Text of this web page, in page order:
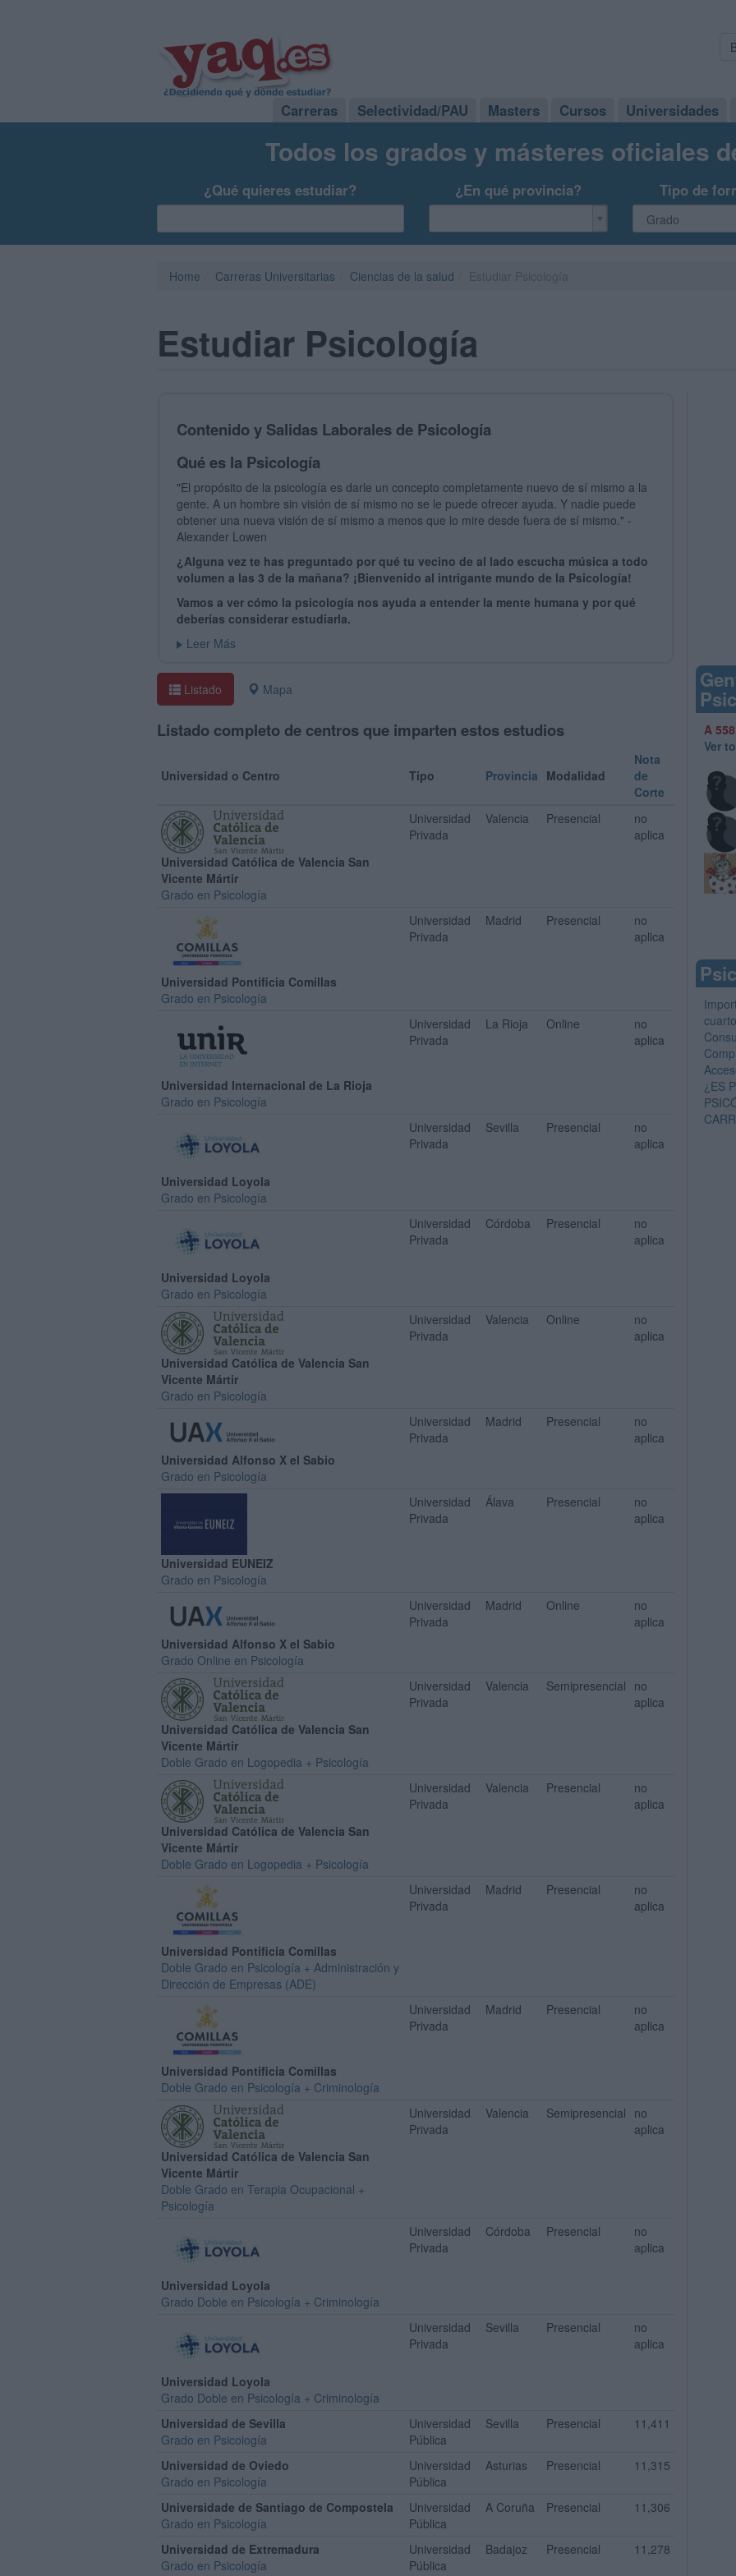
Carreras Selectividad/PAU Masters Cursos Universidades
Todos los grados y másteres oficiales
¿Qué quieres estudiar? ¿En qué provincia? Tipo de
Home Carreras Universitarias Ciencias de la salud
Estudiar Psicología
Contenido y Salidas Laborales de Psicología
Qué es la Psicología
"El propósito de la psicología es darle un concepto completamente nuevo de sí mismo a la
gente. A un hombre sin visión de sí mismo no se le puede ofrecer ayuda. Y nadie puede
obtener una nueva visión de sí mismo a menos que lo mire desde fuera de sí mismo." -
Alexander Lowen
¿Alguna vez te has preguntado por qué tu vecino de al lado escucha música a todo
volumen a las 3 de la mañana? ¡Bienvenido al intrigante mundo de la Psicología!
Vamos a ver cómo la psicología nos ayuda a entender la mente humana y por qué
deberías considerar estudiarla.
Leer Más
Listado Mapa
Listado completo de centros que imparten estos estudios
Universidad o Centro Tipo Provincia Modalidad
Nota
de
Corte
Universidad Católica de Valencia San
Vicente Mártir
Grado en Psicología
Universidad
Privada
Valencia Presencial
no
aplica
Universidad Pontificia Comillas
Grado en Psicología
Universidad
Privada
Madrid Presencial
no
aplica
Universidad Internacional de La Rioja
Grado en Psicología
Universidad
Privada
La Rioja Online
no
aplica
Universidad Loyola
Grado en Psicología
Universidad
Privada
Sevilla Presencial
no
aplica
Universidad Loyola
Grado en Psicología
Universidad
Privada
Córdoba Presencial
no
aplica
Universidad Católica de Valencia San
Vicente Mártir
Grado en Psicología
Universidad
Privada
Valencia Online
no
aplica
Universidad Alfonso X el Sabio
Grado en Psicología
Universidad
Privada
Madrid Presencial
no
aplica
Universidad EUNEIZ
Grado en Psicología
Universidad
Privada
Álava Presencial
no
aplica
Universidad Alfonso X el Sabio
Grado Online en Psicología
Universidad
Privada
Madrid Online
no
aplica
Universidad Católica de Valencia San
Vicente Mártir
Doble Grado en Logopedia + Psicología
Universidad
Privada
Valencia Semipresencial no
aplica
Universidad Católica de Valencia San
Vicente Mártir
Doble Grado en Logopedia + Psicología
Universidad
Privada
Valencia Presencial
no
aplica
Universidad Pontificia Comillas
Doble Grado en Psicología + Administración y
Dirección de Empresas (ADE)
Universidad
Privada
Madrid Presencial
no
aplica
Universidad Pontificia Comillas
Doble Grado en Psicología + Criminología
Universidad
Privada
Madrid Presencial
no
aplica
Universidad Católica de Valencia San
Vicente Mártir
Doble Grado en Terapia Ocupacional +
Psicología
Universidad
Privada
Valencia Semipresencial no
aplica
Universidad Loyola
Grado Doble en Psicología + Criminología
Universidad
Privada
Córdoba Presencial
no
aplica
Universidad Loyola
Grado Doble en Psicología + Criminología
Universidad
Privada
Sevilla Presencial
no
aplica
Universidad de Sevilla
Grado en Psicología
Universidad
Pública
Sevilla Presencial 11,411
Universidad de Oviedo
Grado en Psicología
Universidad
Pública
Asturias Presencial 11,315
Universidade de Santiago de Compostela
Grado en Psicología
Universidad
Pública
A Coruña Presencial 11,306
Universidad de Extremadura
Grado en Psicología
Universidad
Pública
Badajoz Presencial 11,278
A
Ver
¿ES